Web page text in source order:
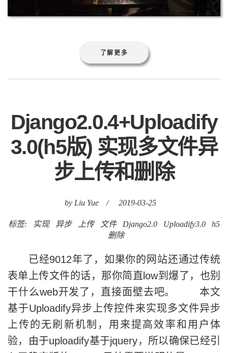
了解更多
Django2.0.4+Uploadify
3.0(h5版) 实现多文件异
步上传和删除
by Liu Yue / 2019-03-25
标签: 实现 异步 上传 文件 Django2.0 Uploadify3.0
h5
删除
已经9012年了，如果你的网站还通过传统
表单上传文件的话，那你简直low到爆了，也别
干什么web开发了，直接面壁去吧。 本文
基于Uploadify异步上传控件来实现多文件异步
上传的无刷新机制，用来提高效率和用户体
验，由于uploadify基于jquery，所以确保已经引